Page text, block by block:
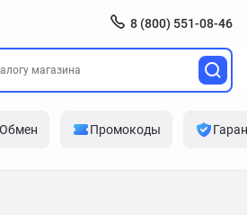
8 (800) 551-08-46
Обмен Промокоды